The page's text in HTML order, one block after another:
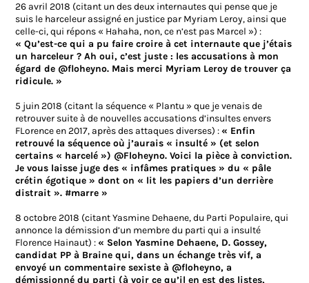
26 avril 2018 (citant un des deux internautes qui pense que je
suis le harceleur assigné en justice par Myriam Leroy, ainsi que
celle-ci, qui répons « Hahaha, non, ce n’est pas Marcel ») :
« Qu’est-ce qui a pu faire croire à cet internaute que j’étais
un harceleur ? Ah oui, c’est juste : les accusations à mon
égard de @floheyno. Mais merci Myriam Leroy de trouver ça
ridicule. »
5 juin 2018 (citant la séquence « Plantu » que je venais de
retrouver suite à de nouvelles accusations d’insultes envers
FLorence en 2017, après des attaques diverses) :« Enfin
retrouvé la séquence où j’aurais « insulté » (et selon
certains « harcelé ») @Floheyno. Voici la pièce à conviction.
Je vous laisse juge des « infâmes pratiques » du « pâle
crétin égotique » dont on « lit les papiers d’un derrière
distrait ». #marre »
8 octobre 2018 (citant Yasmine Dehaene, du Parti Populaire, qui
annonce la démission d’un membre du parti qui a insulté
Florence Hainaut) :« Selon Yasmine Dehaene, D. Gossey,
candidat PP à Braine qui, dans un échange très vif, a
envoyé un commentaire sexiste à @floheyno, a
démissionné du parti (à voir ce qu’il en est des listes,